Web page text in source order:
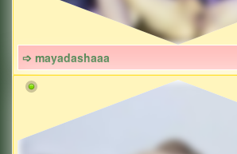
➩ mayadashaaa